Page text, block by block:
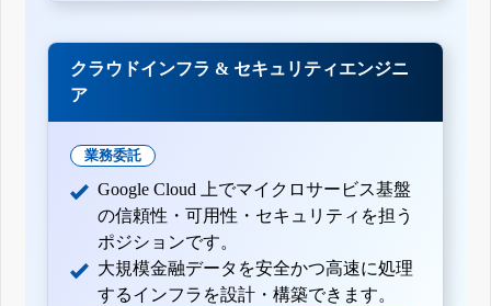
クラウドインフラ & セキュリティエンジニ
ア
業務委託
Google Cloud 上でマイクロサービス基盤
の信頼性・可用性・セキュリティを担う
ポジションです。
大規模金融データを安全かつ高速に処理
するインフラを設計・構築できます。